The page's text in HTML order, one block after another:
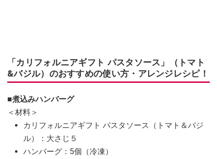
「カリフォルニアギフト パスタソース」（トマト
&バジル）のおすすめの使い方・アレンジレシピ！
■煮込みハンバーグ
＜材料＞
カリフォルニアギフト パスタソース（トマト＆バジ
ル）：大さじ５
ハンバーグ：5個（冷凍）